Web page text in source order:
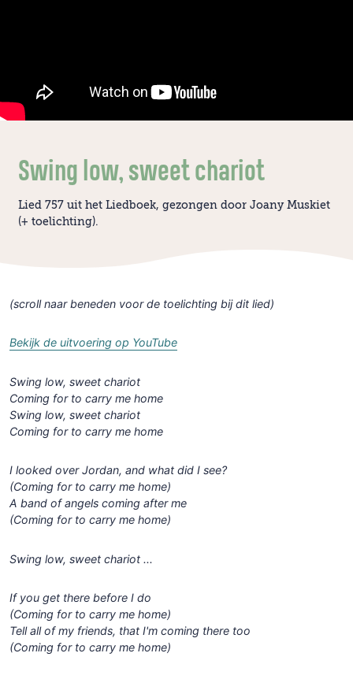
Swing low, sweet chariot
Lied 757 uit het Liedboek, gezongen door Joany Muskiet
(+ toelichting).
(scroll naar beneden voor de toelichting bij dit lied)
Bekijk de uitvoering op YouTube
Swing low, sweet chariot
Coming for to carry me home
Swing low, sweet chariot
Coming for to carry me home
I looked over Jordan, and what did I see?
(Coming for to carry me home)
A band of angels coming after me
(Coming for to carry me home)
Swing low, sweet chariot ...
If you get there before I do
(Coming for to carry me home)
Tell all of my friends, that I'm coming there too
(Coming for to carry me home)